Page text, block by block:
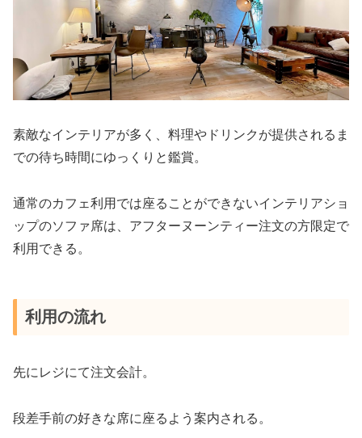
素敵なインテリアが多く、料理やドリンクが提供されるま
での待ち時間にゆっくりと鑑賞。
通常のカフェ利用では座ることができないインテリアショ
ップのソファ席は、アフターヌーンティー注文の方限定で
利用できる。
利用の流れ
先にレジにて注文会計。
段差手前の好きな席に座るよう案内される。